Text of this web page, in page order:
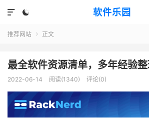
软件乐园


推荐网站  正文
最全软件资源清单，多年经验
2022-06-14 阅读(1340) 评论(0)